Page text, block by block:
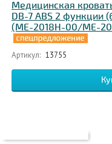
Медицинская
DB-7 ABS 2 функции
(MЕ-2018Н-00/MЕ-
Артикул: 13755